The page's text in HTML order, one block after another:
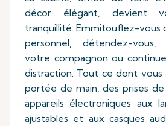
décor élégant, devient
tranquillité. Emmitouflez-vous
personnel, détendez-vous,
votre compagnon ou
distraction. Tout ce dont vous
portée de main, des prises
appareils électroniques aux
ajustables et aux casques